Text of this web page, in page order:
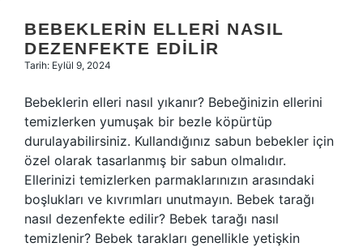
BEBEKLERIN ELLERI NASIL
DEZENFEKTE EDILIR
Tarih: Eylül 9, 2024
Bebeklerin elleri nasıl yıkanır? Bebeğinizin ellerini
temizlerken yumuşak bir bezle köpürtüp
durulayabilirsiniz. Kullandığınız sabun bebekler için
özel olarak tasarlanmış bir sabun olmalıdır.
Ellerinizi temizlerken parmaklarınızın arasındaki
boşlukları ve kıvrımları unutmayın. Bebek tarağı
nasıl dezenfekte edilir? Bebek tarağı nasıl
temizlenir? Bebek tarakları genellikle yetişkin